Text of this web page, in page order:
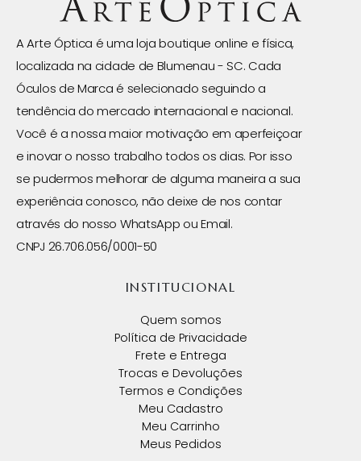
A Arte Óptica é uma loja boutique online e física,
localizada na cidade de Blumenau - SC. Cada
Óculos de Marca é selecionado seguindo a
tendência do mercado internacional e nacional.
Você é a nossa maior motivação em aperfeiçoar
e inovar o nosso trabalho todos os dias. Por isso
se pudermos melhorar de alguma maneira a sua
experiência conosco, não deixe de nos contar
através do nosso WhatsApp ou Email.
CNPJ 26.706.056/0001-50
INSTITUCIONAL
Quem somos
Política de Privacidade
Frete e Entrega
Trocas e Devoluções
Termos e Condições
Meu Cadastro
Meu Carrinho
Meus Pedidos